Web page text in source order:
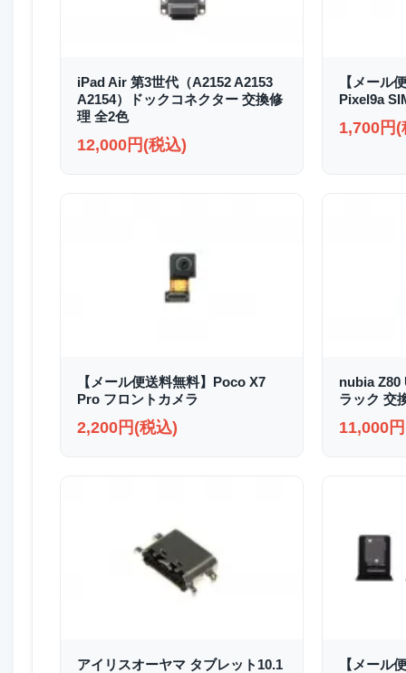
iPad Air 第3世代（A2152 A2153
A2154）ドックコネクター 交換修
理 全2色
12,000円(税込)
【メール
Pixel9a
1,700円(
【メール便送料無料】Poco X7
Pro フロントカメラ
2,200円(税込)
nubia Z80
ラック 交
11,000
アイリスオーヤマ タブレット10.1
【メール